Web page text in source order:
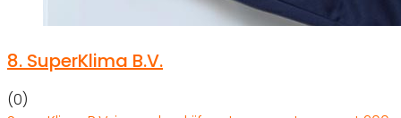
8. SuperKlima B.V.
(0)